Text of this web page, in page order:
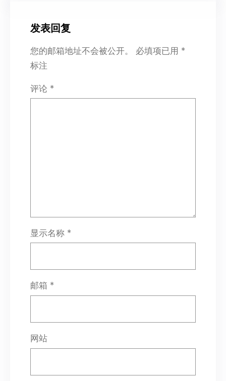
发表回复
您的邮箱地址不会被公开。 必填项已用 *
标注
评论 *
显示名称 *
邮箱 *
网站